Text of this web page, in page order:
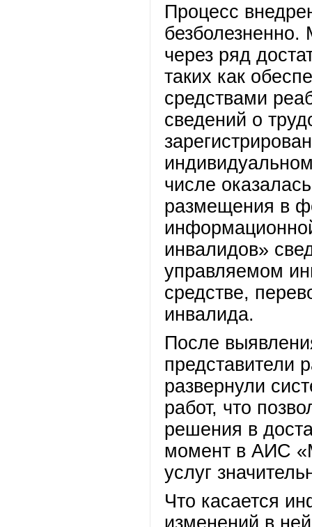
Процесс
через ряд
таких как
средствами
сведений о
числе
размещения в
инвалидов»
управляемом
средстве,
инвалида.
После
представители
развернули
работ, что
решения в
момент в АИС
услуг
Что касается
изменений в